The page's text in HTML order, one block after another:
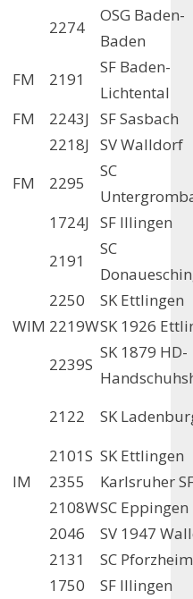
2274
OSG Baden-
Baden
FM 2191
SF Baden-
Lichtental
FM 2243J SF Sasbach
2218J SV Walldorf
FM 2295
SC
1724J SF Illingen
2191
SC
2250
SK Ettlingen
WIM 2219WSK 1926
2239S
SK 1879 HD-
2122
SK
2101S SK Ettlingen
IM 2355
Karlsruher
2108WSC Eppingen
2046
SV 1947
2131
SC Pforzheim
1750
SF Illingen